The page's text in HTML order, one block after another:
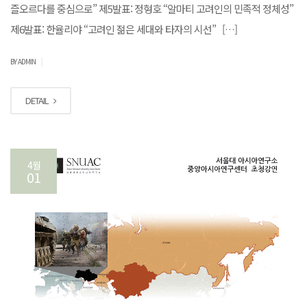
즐오르다를 중심으로” 제5발표: 정형호 “알마티 고려인의 민족적 정체성”
제6발표: 한율리야 “고려인 젊은 세대와 타자의 시선” […]
BY ADMIN
DETAIL
4월
01